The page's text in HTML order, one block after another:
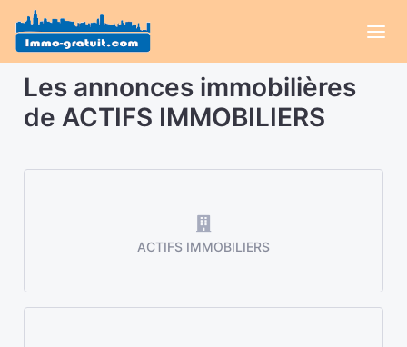
Les annonces immobilières
de ACTIFS IMMOBILIERS
ACTIFS IMMOBILIERS